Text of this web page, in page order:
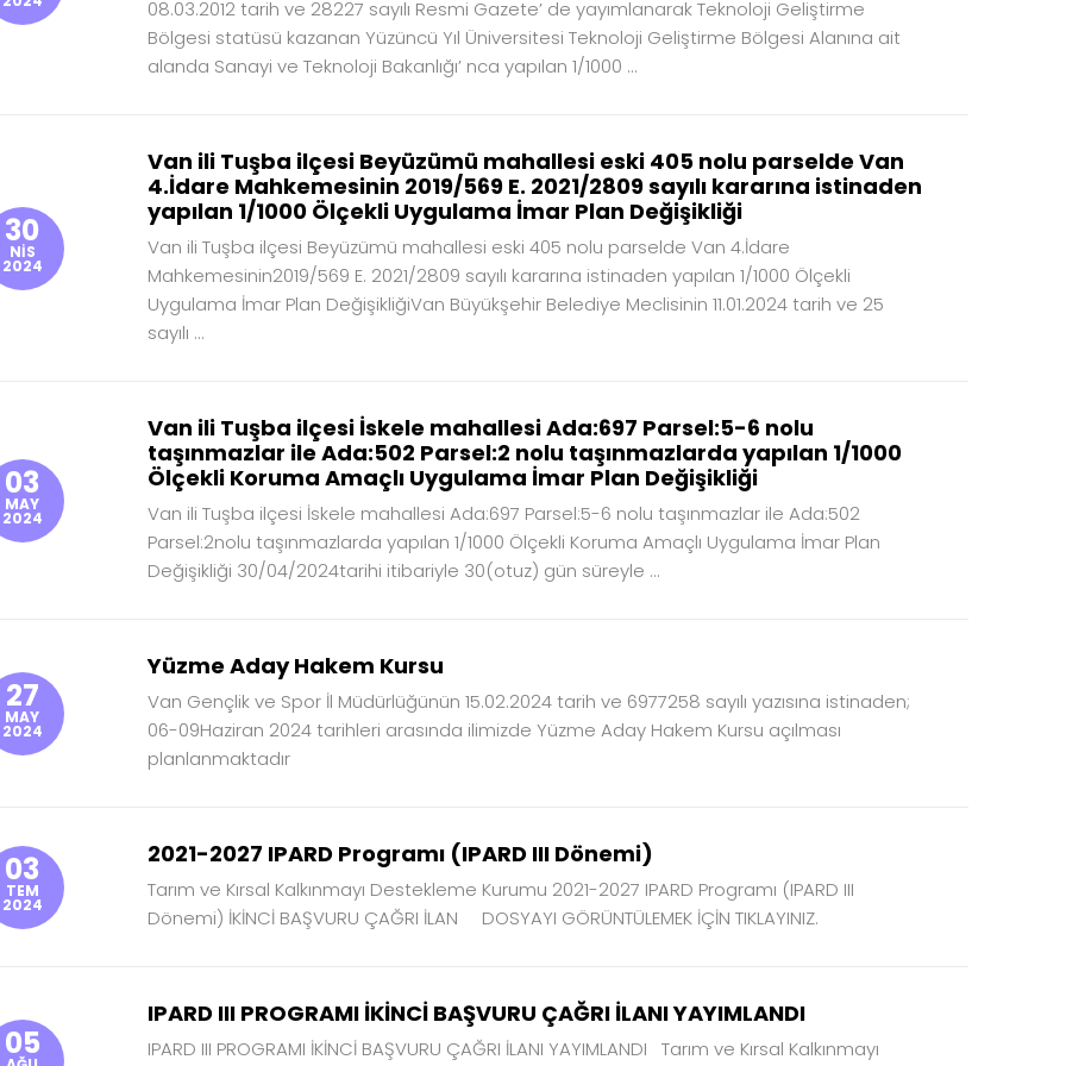
08.03.2012 tarih ve 28227 sayılı Resmi Gazete’ de yayımlanarak Teknoloji Geliştirme
Bölgesi statüsü kazanan Yüzüncü Yıl Üniversitesi Teknoloji Geliştirme Bölgesi Alanına ait
alanda Sanayi ve Teknoloji Bakanlığı’ nca yapılan 1/1000 ...
30
NİS
2024
Van ili Tuşba ilçesi Beyüzümü mahallesi eski 405 nolu parselde Van
4.İdare Mahkemesinin 2019/569 E. 2021/2809 sayılı kararına istinaden
yapılan 1/1000 Ölçekli Uygulama İmar Plan Değişikliği
Van ili Tuşba ilçesi Beyüzümü mahallesi eski 405 nolu parselde Van 4.İdare
Mahkemesinin2019/569 E. 2021/2809 sayılı kararına istinaden yapılan 1/1000 Ölçekli
Uygulama İmar Plan DeğişikliğiVan Büyükşehir Belediye Meclisinin 11.01.2024 tarih ve 25
sayılı ...
03
MAY
2024
Van ili Tuşba ilçesi İskele mahallesi Ada:697 Parsel:5-6 nolu
taşınmazlar ile Ada:502 Parsel:2 nolu taşınmazlarda yapılan 1/1000
Ölçekli Koruma Amaçlı Uygulama İmar Plan Değişikliği
Van ili Tuşba ilçesi İskele mahallesi Ada:697 Parsel:5-6 nolu taşınmazlar ile Ada:502
Parsel:2nolu taşınmazlarda yapılan 1/1000 Ölçekli Koruma Amaçlı Uygulama İmar Plan
Değişikliği 30/04/2024tarihi itibariyle 30(otuz) gün süreyle ...
27
MAY
2024
Yüzme Aday Hakem Kursu
Van Gençlik ve Spor İl Müdürlüğünün 15.02.2024 tarih ve 6977258 sayılı yazısına istinaden;
06-09Haziran 2024 tarihleri arasında ilimizde Yüzme Aday Hakem Kursu açılması
planlanmaktadır
03
TEM
2024
2021-2027 IPARD Programı (IPARD III Dönemi)
Tarım ve Kırsal Kalkınmayı Destekleme Kurumu 2021-2027 IPARD Programı (IPARD III
Dönemi) İKİNCİ BAŞVURU ÇAĞRI İLAN DOSYAYI GÖRÜNTÜLEMEK İÇİN TIKLAYINIZ.
05
IPARD III PROGRAMI İKİNCİ BAŞVURU ÇAĞRI İLANI YAYIMLANDI
IPARD III PROGRAMI İKİNCİ BAŞVURU ÇAĞRI İLANI YAYIMLANDI Tarım ve Kırsal Kalkınmayı